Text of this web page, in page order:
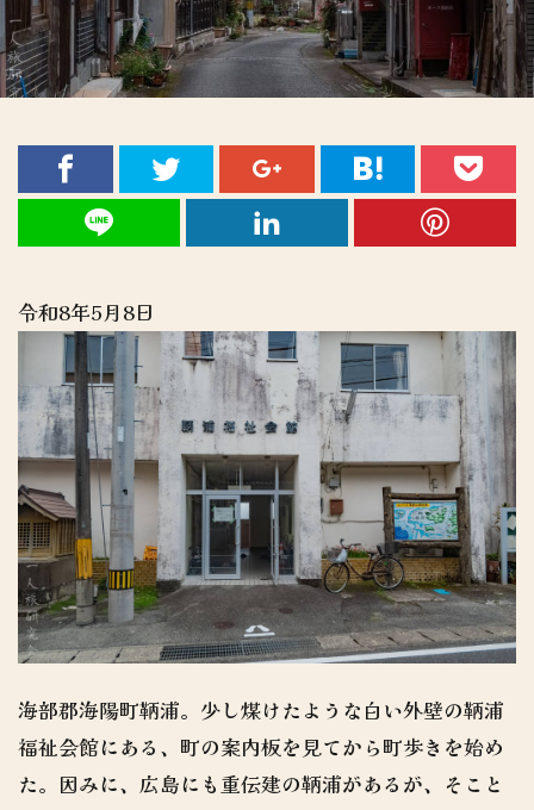
令和8年5月8日
海部郡海陽町鞆浦。少し煤けたような白い外壁の鞆浦
福祉会館にある、町の案内板を見てから町歩きを始め
た。因みに、広島にも重伝建の鞆浦があるが、そこと